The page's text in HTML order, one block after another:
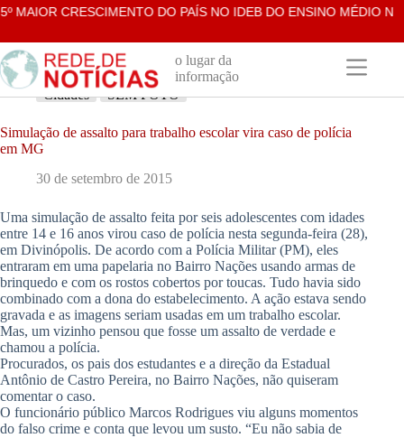
Pular
o
conteúdo
CRESCIMENTO DO PAÍS NO IDEB DO ENSINO MÉDIO NA
o lugar da
informação
Cidades
SEM FOTO
Simulação de assalto para trabalho escolar vira caso de polícia
em MG
30 de setembro de 2015
Uma simulação de assalto feita por seis adolescentes com idades
entre 14 e 16 anos virou caso de polícia nesta segunda-feira (28),
em Divinópolis. De acordo com a Polícia Militar (PM), eles
entraram em uma papelaria no Bairro Nações usando armas de
brinquedo e com os rostos cobertos por toucas. Tudo havia sido
combinado com a dona do estabelecimento. A ação estava sendo
gravada e as imagens seriam usadas em um trabalho escolar.
Mas, um vizinho pensou que fosse um assalto de verdade e
chamou a polícia.
Procurados, os pais dos estudantes e a direção da Estadual
Antônio de Castro Pereira, no Bairro Nações, não quiseram
comentar o caso.
O funcionário público Marcos Rodrigues viu alguns momentos
do falso crime e conta que levou um susto. “Eu não sabia de